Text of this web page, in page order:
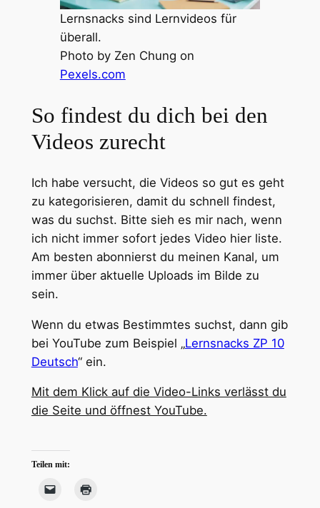
Lernsnacks sind Lernvideos für
überall.
Photo by Zen Chung on
Pexels.com
So findest du dich bei den
Videos zurecht
Ich habe versucht, die Videos so gut es geht
zu kategorisieren, damit du schnell findest,
was du suchst. Bitte sieh es mir nach, wenn
ich nicht immer sofort jedes Video hier liste.
Am besten abonnierst du meinen Kanal, um
immer über aktuelle Uploads im Bilde zu
sein.
Wenn du etwas Bestimmtes suchst, dann gib
bei YouTube zum Beispiel „Lernsnacks ZP 10
Deutsch“ ein.
Mit dem Klick auf die Video-Links verlässt du
die Seite und öffnest YouTube.
Teilen mit: